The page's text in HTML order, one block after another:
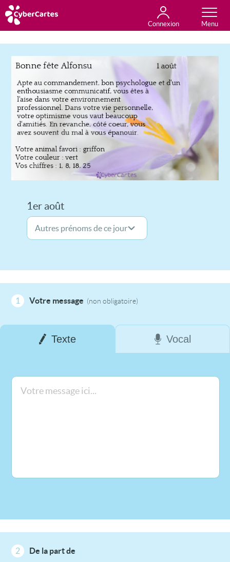
Connexion
Anniversaire
Fête du jour
Amour
Amitié
Merci
Toutes les cartes
1er août
1 Votre message (non obligatoire)
Texte Vocal
2 De la part de